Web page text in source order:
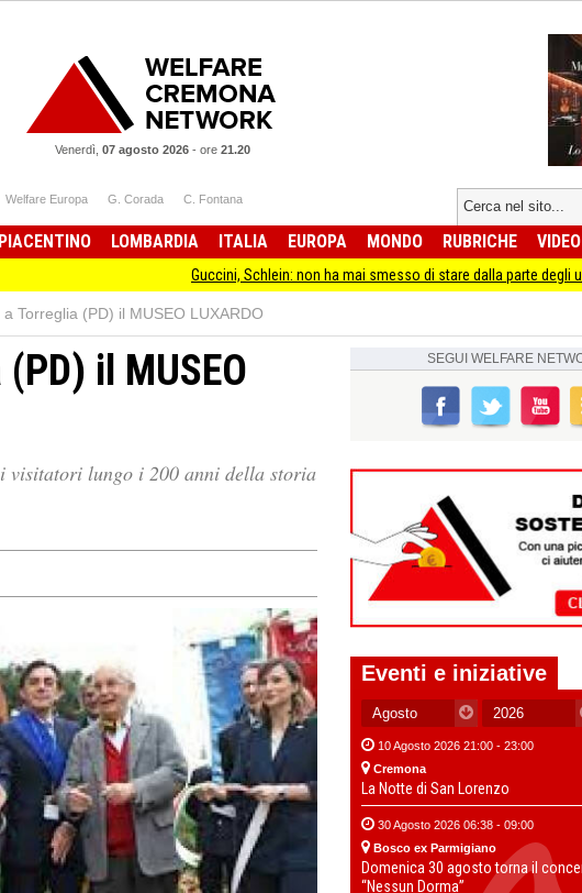
Venerdì, 07 agosto 2026 - ore 21.20
Welfare Europa G. Corada C. Fontana
PIACENTINO LOMBARDIA ITALIA EUROPA MONDO RUBRICHE VIDEO
Guccini, Schlein: non ha mai smesso di stare dalla parte degli ultimi
Torreglia (PD) il MUSEO LUXARDO
il MUSEO
visitatori lungo i 200 anni della storia
SEGUI WELFARE
Eventi e iniziative
10 Agosto 2026 21:00 - 23:00
Cremona
La Notte di San Lorenzo
30 Agosto 2026 06:38 - 09:00
Bosco ex Parmigiano
Domenica 30 agosto torna il
“Nessun Dorma”